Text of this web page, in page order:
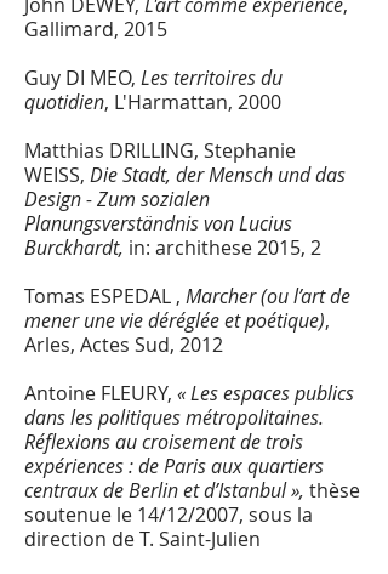
Gallimard, 2015
Guy DI MEO, Les territoires du
quotidien, L'Harmattan, 2000
Matthias DRILLING, Stephanie
WEISS, Die Stadt, der Mensch und das
Design - Zum sozialen
Planungsverständnis von Lucius
Burckhardt, in: archithese 2015, 2
Tomas ESPEDAL , Marcher (ou l’art de
mener une vie déréglée et poétique),
Arles, Actes Sud, 2012
Antoine FLEURY, « Les espaces publics
dans les politiques métropolitaines.
Réflexions au croisement de trois
expériences : de Paris aux quartiers
centraux de Berlin et d’Istanbul », thèse
soutenue le 14/12/2007, sous la
direction de T. Saint-Julien